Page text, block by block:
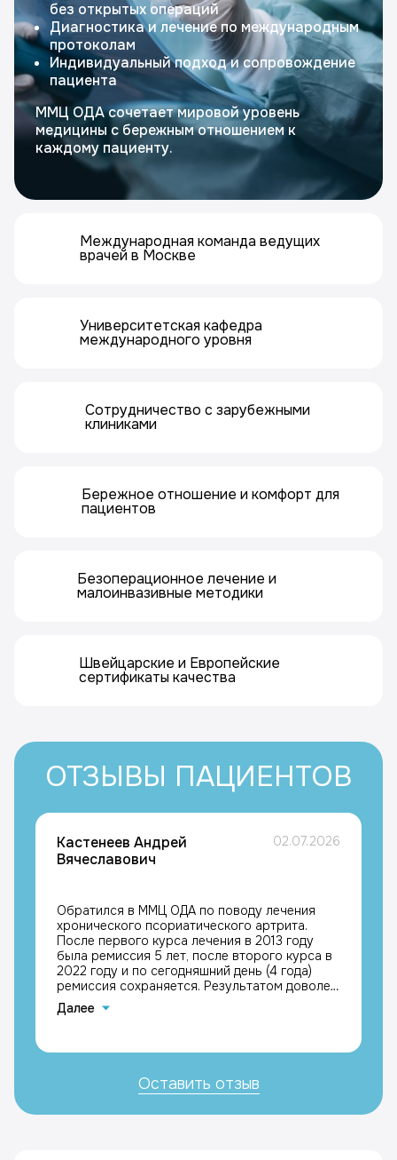
без открытых операций
Диагностика и лечение по международным
протоколам
Индивидуальный подход и сопровождение
пациента
ММЦ ОДА сочетает мировой уровень
медицины с бережным отношением к
каждому пациенту.
Международная команда ведущих
врачей в Москве
Университетская кафедра
международного уровня
Сотрудничество с зарубежными
клиниками
Бережное отношение и комфорт для
пациентов
Безоперационное лечение и
малоинвазивные методики
Швейцарские и Европейские
сертификаты качества
ОТЗЫВЫ ПАЦИЕНТОВ
Кастенеев Андрей
Вячеславович
02.07.2026
Обратился в ММЦ ОДА по поводу лечения
хронического псориатического артрита.
После первого курса лечения в 2013 году
была ремиссия 5 лет, после второго курса в
2022 году и по сегодняшний день (4 года)
ремиссия сохраняется. Результатом доволен,
с благодарностью к лечащим врачам
Каримовой Галине Мазгаровне и Кравчику
Далее
Оставить отзыв